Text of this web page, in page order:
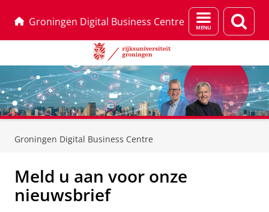
Groningen Digital Business Centre
Menu
en
Groningen Digital Business Centre
Meld u aan voor onze
nieuwsbrief